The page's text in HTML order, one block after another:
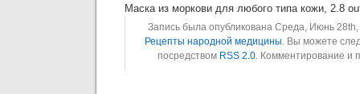
Маска из моркови для любого типа кожи, 2.8
Запись была опубликована Среда, Июнь 28th,
Рецепты народной медицины. Вы можете
посредством RSS 2.0. Комментирование и